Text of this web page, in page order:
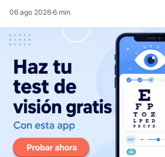
06 ago 2026·6 min